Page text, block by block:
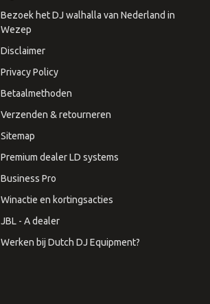
Bezoek het DJ walhalla van Nederland in
Wezep
Disclaimer
Privacy Policy
Betaalmethoden
Verzenden & retourneren
Sitemap
Premium dealer LD systems
Business Pro
Winactie en kortingsacties
JBL - A dealer
Werken bij Dutch DJ Equipment?